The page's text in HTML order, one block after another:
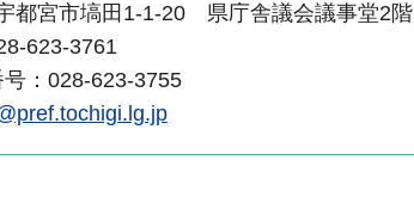
都宮市塙田1-1-20 県庁舎議会議事堂2階
623-3761
：028-623-3755